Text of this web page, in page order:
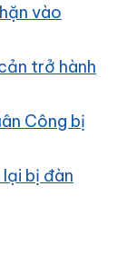
vào
trở hành
Công bị
lại bị đàn